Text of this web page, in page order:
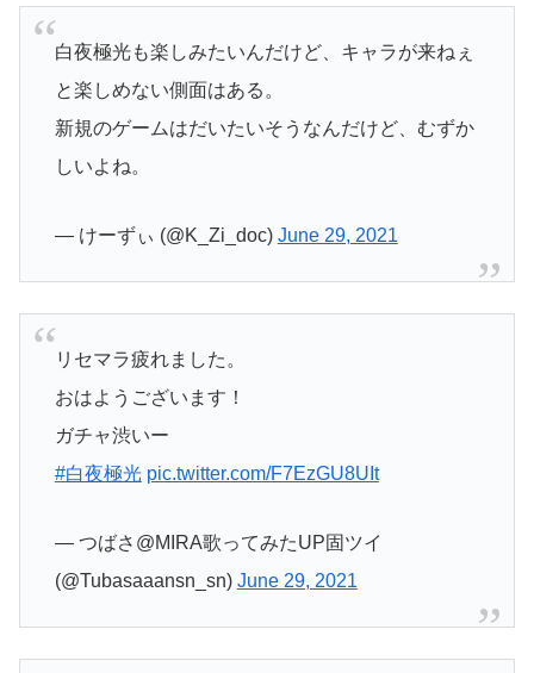
白夜極光も楽しみたいんだけど、キャラが来ねぇ
と楽しめない側面はある。
新規のゲームはだいたいそうなんだけど、むずか
しいよね。
— けーずぃ (@K_Zi_doc) June 29, 2021
リセマラ疲れました。
おはようございます！
ガチャ渋いー
#白夜極光 pic.twitter.com/F7EzGU8UIt
— つばさ@MIRA歌ってみたUP固ツイ
(@Tubasaaansn_sn) June 29, 2021